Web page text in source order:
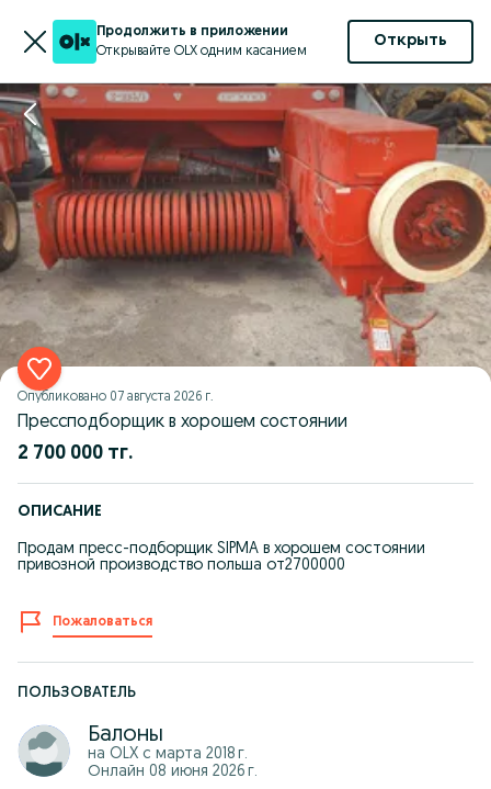
Продолжить в приложении
Открывайте OLX одним касанием
Открыть
Опубликовано 07 августа 2026 г.
Прессподборщик в хорошем состоянии
2 700 000 тг.
ОПИСАНИЕ
Продам пресс-подборщик SIPMA в хорошем состоянии
привозной производство польша от2700000
Пожаловаться
ПОЛЬЗОВАТЕЛЬ
Балоны
на OLX с марта 2018 г.
Онлайн 08 июня 2026 г.